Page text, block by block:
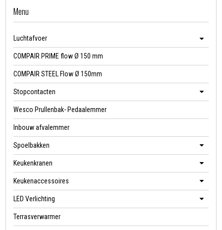
Menu
Luchtafvoer
COMPAIR PRIME flow Ø 150 mm
COMPAIR STEEL Flow Ø 150mm
Stopcontacten
Wesco Prullenbak- Pedaalemmer
Inbouw afvalemmer
Spoelbakken
Keukenkranen
Keukenaccessoires
LED Verlichting
Terrasverwarmer